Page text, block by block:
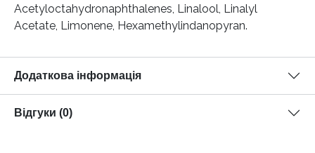
Acetyloctahydronaphthalenes, Linalool, Linalyl
Acetate, Limonene, Hexamethylindanopyran.
Додаткова інформація
Відгуки (0)